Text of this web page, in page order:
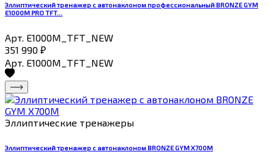
Эллиптический тренажер с автонаклоном профессиональный BRONZE GYM
E1000M PRO TFT...
Арт. E1000M_TFT_NEW
351 990 ₽
Арт. E1000M_TFT_NEW
Эллиптические тренажеры
Эллиптический тренажер с автонаклоном BRONZE GYM X700M